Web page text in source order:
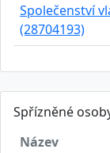
Společenství
(28704193)
Spřízněné
Název